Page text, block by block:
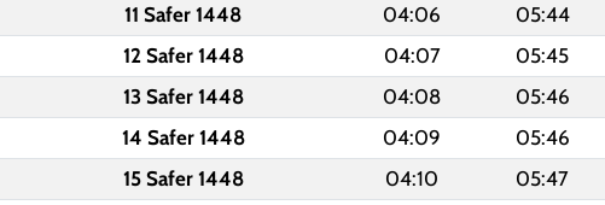
11 Safer 1448 04:06 05:44
12 Safer 1448 04:07 05:45
13 Safer 1448 04:08 05:46
14 Safer 1448 04:09 05:46
15 Safer 1448 04:10 05:47